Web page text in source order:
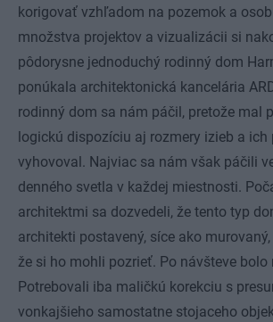
korigovať vzhľadom na pozemok a
množstva projektov a vizualizácii si
pôdorysne jednoduchý rodinný dom
ponúkala architektonická kancelária
rodinný dom sa nám páčil, pretože mal
logickú dispozíciu aj rozmery izieb a ich
vyhovoval. Najviac sa nám však páčili
denného svetla v každej miestnosti.
architektmi sa dozvedeli, že tento typ
architekti postavený, síce ako
že si ho mohli pozrieť. Po návšteve bolo
Potrebovali iba maličkú korekciu s
vonkajšieho samostatne stojaceho